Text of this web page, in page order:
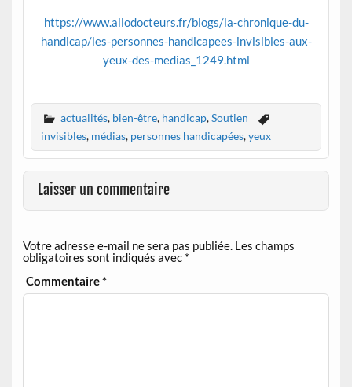
https://www.allodocteurs.fr/blogs/la-chronique-du-
handicap/les-personnes-handicapees-invisibles-aux-
yeux-des-medias_1249.html
actualités, bien-être, handicap,Soutien
invisibles, médias, personnes handicapées,yeux
Laisser un commentaire
Votre adresse e-mail ne sera pas publiée. Les champs
obligatoires sont indiqués avec *
Commentaire*